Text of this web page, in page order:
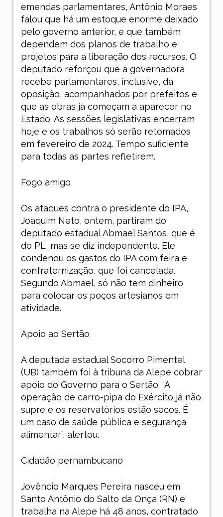
emendas parlamentares, Antônio Moraes
falou que há um estoque enorme deixado
pelo governo anterior, e que também
dependem dos planos de trabalho e
projetos para a liberação dos recursos. O
deputado reforçou que a governadora
recebe parlamentares, inclusive, da
oposição, acompanhados por prefeitos e
que as obras já começam a aparecer no
Estado. As sessões legislativas encerram
hoje e os trabalhos só serão retomados
em fevereiro de 2024. Tempo suficiente
para todas as partes refletirem.
Fogo amigo
Os ataques contra o presidente do IPA,
Joaquim Neto, ontem, partiram do
deputado estadual Abmael Santos, que é
do PL, mas se diz independente. Ele
condenou os gastos do IPA com feira e
confraternização, que foi cancelada.
Segundo Abmael, só não tem dinheiro
para colocar os poços artesianos em
atividade.
Apoio ao Sertão
A deputada estadual Socorro Pimentel
(UB) também foi à tribuna da Alepe cobrar
apoio do Governo para o Sertão. “A
operação de carro-pipa do Exército já não
supre e os reservatórios estão secos. É
um caso de saúde pública e segurança
alimentar”, alertou.
Cidadão pernambucano
Jovêncio Marques Pereira nasceu em
Santo Antônio do Salto da Onça (RN) e
trabalha na Alepe há 48 anos, contratado